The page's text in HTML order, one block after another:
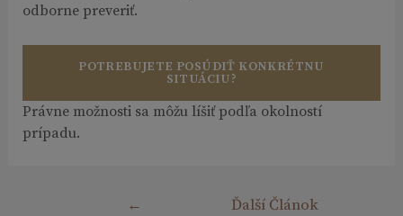
odborne preveriť.
POTREBUJETE POSÚDIŤ KONKRÉTNU
SITUÁCIU?
Právne možnosti sa môžu líšiť podľa okolností
prípadu.
←
Ďalší Článok